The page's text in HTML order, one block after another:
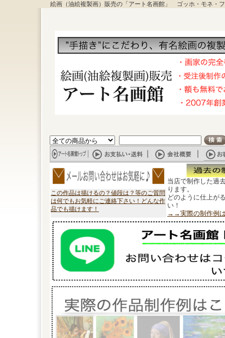
絵画（油絵複製画）販売の「アート名画館」 ゴッホ・モネ・
この作品は描けるの？値段は？等のご質問
は何でもお気軽にご連絡下さい！どんな作
品でも描けます！
当店で制作した過
ります。
どのように仕上が
い！
→→実際の制作例